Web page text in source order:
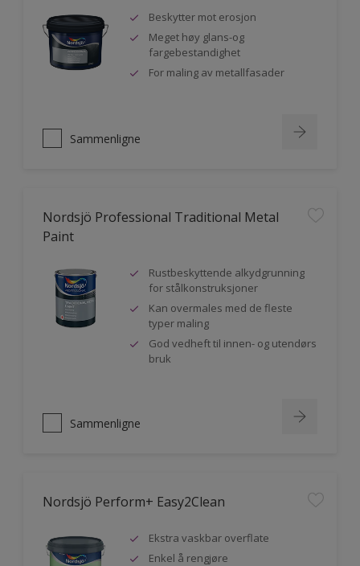
Beskytter mot erosjon
Meget høy glans-og
fargebestandighet
For maling av metallfasader
Sammenligne
Nordsjö Professional Traditional Metal
Paint
Rustbeskyttende alkydgrunning
for stålkonstruksjoner
Kan overmales med de fleste
typer maling
God vedheft til innen- og utendørs
bruk
Sammenligne
Nordsjö Perform+ Easy2Clean
Ekstra vaskbar overflate
Enkel å rengjøre